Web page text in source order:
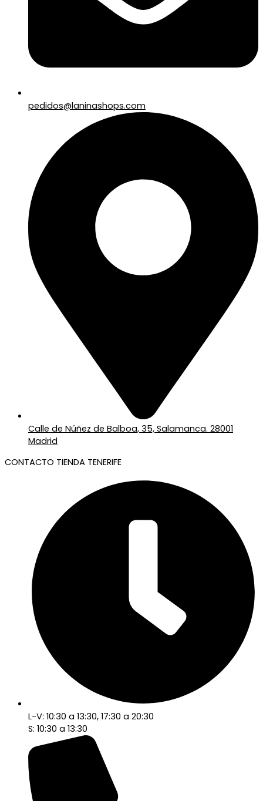
pedidos@laninashops.com
Calle de Núñez de Balboa, 35, Salamanca. 28001
Madrid
CONTACTO TIENDA TENERIFE
L-V: 10:30 a 13:30, 17:30 a 20:30
S: 10:30 a 13:30